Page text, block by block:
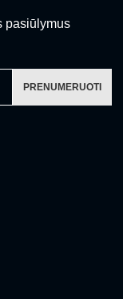
pasiūlymus
PRENUMERUOTI